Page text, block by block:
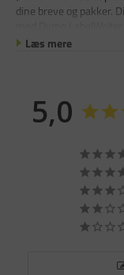
dine breve og pakker.
Læs mere
5,0